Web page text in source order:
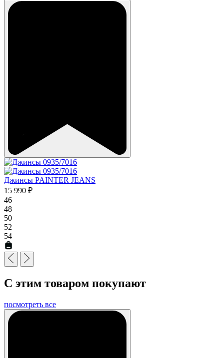
Джинсы PAINTER JEANS
15 990 ₽
46
48
50
52
54
С этим товаром покупают
посмотреть все